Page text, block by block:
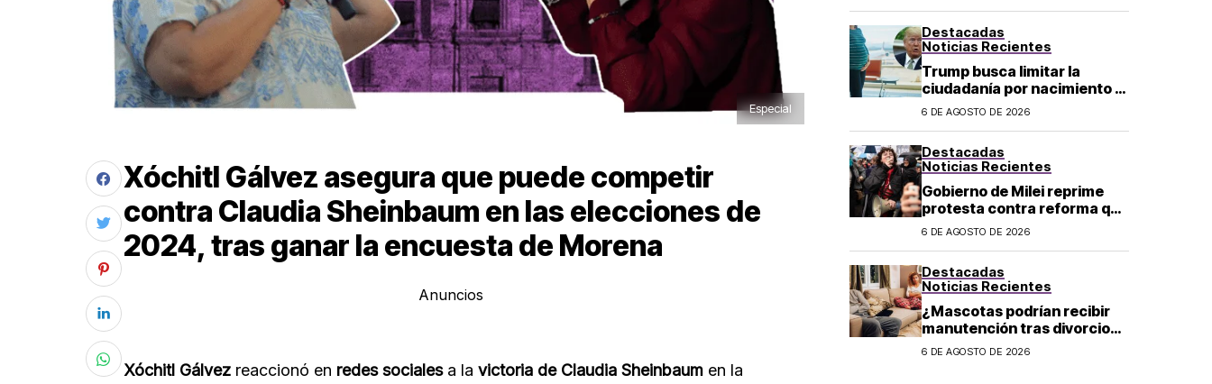
Especial
Xóchitl Gálvez asegura que puede competir
contra Claudia Sheinbaum en las elecciones de
2024, tras ganar la encuesta de Morena
Anuncios
Xóchitl Gálvez reaccionó en redes socialesa la victoria de Claudia Sheinbaum en la
Destacadas
Noticias Recientes
Trump busca limitar la
ciudadanía por nacimiento y
el «turismo de parto» en EU;
6 DE AGOSTO DE 2026
Destacadas
Noticias Recientes
Gobierno de Milei reprime
protesta contra reforma que
permite la venta de tierra a
6 DE AGOSTO DE 2026
Destacadas
Noticias Recientes
¿Mascotas podrían recibir
manutención tras divorcio
de sus dueños en CDMX?
6 DE AGOSTO DE 2026